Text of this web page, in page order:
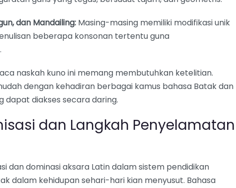
dan Mandailing: Masing-masing memiliki modifikasi unik
beberapa konsonan tertentu guna
naskah kuno ini memang membutuhkan ketelitian.
dengan kehadiran berbagai kamus bahasa Batak dan
dapat diakses secara daring.
dan Langkah Penyelamatan
dan dominasi aksara Latin dalam sistem pendidikan
dalam kehidupan sehari-hari kian menyusut. Bahasa